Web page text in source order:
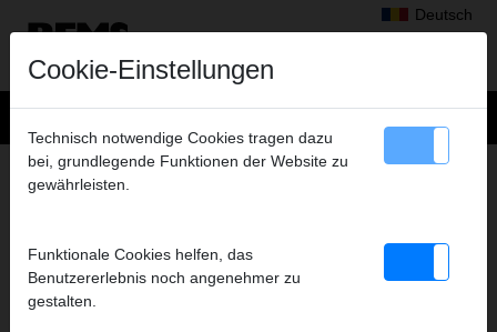
Deutsch
REMS – SEIT ÜBER 110 JAHREN
RICHTUNGSWEISEND FÜR
MASCHINEN UND WERKZEUGE.
FORTSCHRITT IST UNSER ANTRIEB.
Cookie-Einstellungen
Technisch notwendige Cookies tragen dazu
bei, grundlegende Funktionen der Website zu
gewährleisten.
Funktionale Cookies helfen, das
Benutzererlebnis noch angenehmer zu
gestalten.